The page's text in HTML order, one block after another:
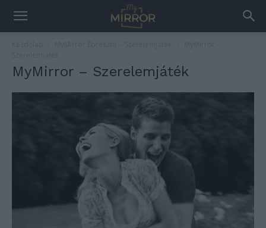
MyMirror – Szerelemjáték